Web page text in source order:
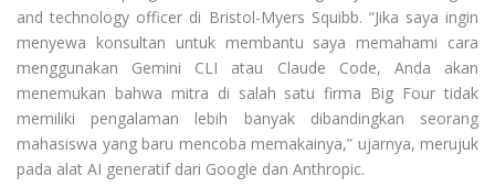
and technology officer di Bristol-Myers Squibb. “Jika saya ingin
menyewa konsultan untuk membantu saya memahami cara
menggunakan Gemini CLI atau Claude Code, Anda akan
menemukan bahwa mitra di salah satu firma Big Four tidak
memiliki pengalaman lebih banyak dibandingkan seorang
mahasiswa yang baru mencoba memakainya,” ujarnya, merujuk
pada alat AI generatif dari Google dan Anthropic.